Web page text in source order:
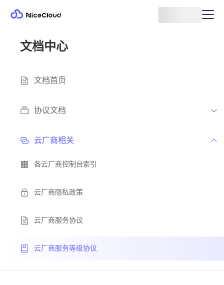
文档中心
文档首页
协议文档
云厂商相关
各云厂商控制台索引
云厂商隐私政策
云厂商服务协议
云厂商服务等级协议